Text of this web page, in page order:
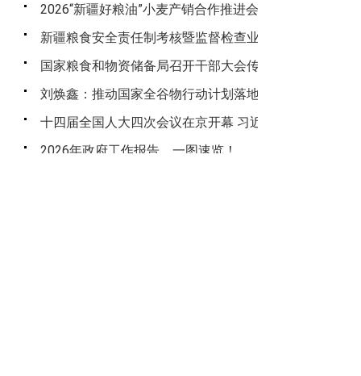
2026“新疆好粮油”小麦产销合作推进会成功举办
新疆粮食安全责任制考核暨监督检查业务培训班开班
国家粮食和物资储备局召开干部大会传达学习贯彻习近
刘焕鑫：推动国家全谷物行动计划落地见效
十四届全国人大四次会议在京开幕 习近平等在主席台就
2026年政府工作报告，一图速览！